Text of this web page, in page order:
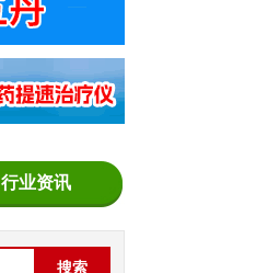
行业资讯